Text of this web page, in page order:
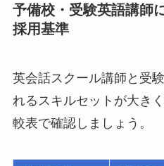
予備校・受験英語講師
採用基準
英会話スクール講師と受
れるスキルセットが大き
較表で確認しましょう。